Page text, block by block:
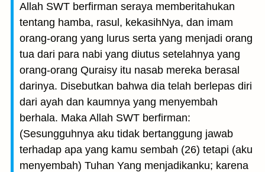
Allah SWT berfirman seraya memberitahukan
tentang hamba, rasul, kekasihNya, dan imam
orang-orang yang lurus serta yang menjadi orang
tua dari para nabi yang diutus setelahnya yang
orang-orang Quraisy itu nasab mereka berasal
darinya. Disebutkan bahwa dia telah berlepas diri
dari ayah dan kaumnya yang menyembah
berhala. Maka Allah SWT berfirman:
(Sesungguhnya aku tidak bertanggung jawab
terhadap apa yang kamu sembah (26) tetapi (aku
menyembah) Tuhan Yang menjadikanku; karena